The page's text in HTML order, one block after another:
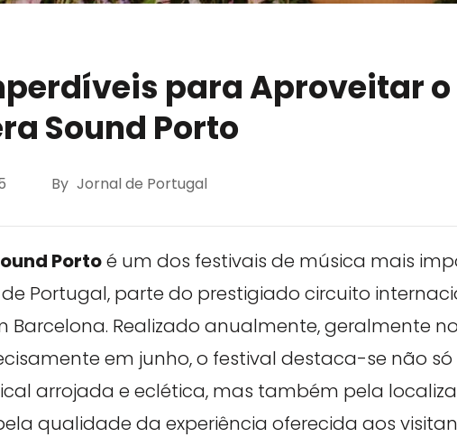
para Aproveitar o
Sound Porto
By Jornal de Portugal
Portoé um dos festivais de música mais
Portugal, parte do prestigiado circuito
Barcelona. Realizado anualmente, geralmente
em junho, o festival destaca-se não
arrojada e eclética, mas também pela
qualidade da experiência oferecida aos